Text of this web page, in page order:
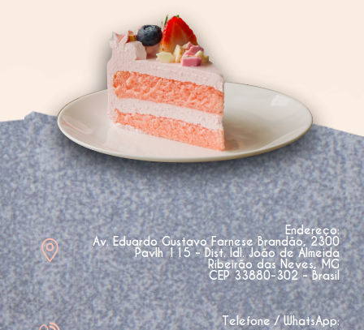
Endereço:
Av. Eduardo Gustavo Farnese Brandão, 2300
Pavlh 115 - Dist. Idl. João de Almeida
Ribeirão das Neves, MG
CEP 33880-302 - Brasil
Telefone / WhatsApp: